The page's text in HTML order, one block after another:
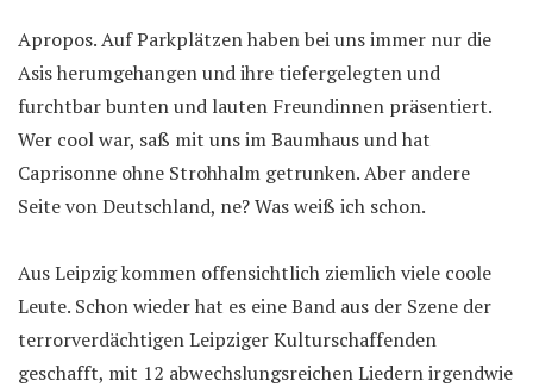
Apropos. Auf Parkplätzen haben bei uns immer nur die
Asis herumgehangen und ihre tiefergelegten und
furchtbar bunten und lauten Freundinnen präsentiert.
Wer cool war, saß mit uns im Baumhaus und hat
Caprisonne ohne Strohhalm getrunken. Aber andere
Seite von Deutschland, ne? Was weiß ich schon.
Aus Leipzig kommen offensichtlich ziemlich viele coole
Leute. Schon wieder hat es eine Band aus der Szene der
terrorverdächtigen Leipziger Kulturschaffenden
geschafft, mit 12 abwechslungsreichen Liedern irgendwie